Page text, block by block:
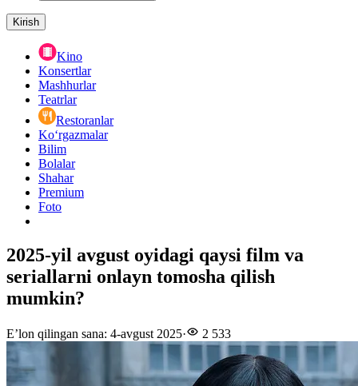
Kirish
Kino
Konsertlar
Mashhurlar
Teatrlar
Restoranlar
Ko‘rgazmalar
Bilim
Bolalar
Shahar
Premium
Foto
2025-yil avgust oyidagi qaysi film va
seriallarni onlayn tomosha qilish
mumkin?
E’lon qilingan sana: 4-avgust 2025· 2 533